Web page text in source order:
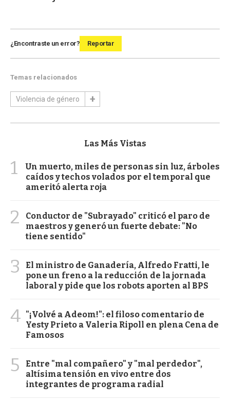
¿Encontraste un error? Reportar
Temas relacionados
Violencia de género
Las Más Vistas
1
Un muerto, miles de personas sin luz, árboles
caídos y techos volados por el temporal que
ameritó alerta roja
2
Conductor de "Subrayado" criticó el paro de
maestros y generó un fuerte debate: "No
tiene sentido"
3
El ministro de Ganadería, Alfredo Fratti, le
pone un freno a la reducción de la jornada
laboral y pide que los robots aporten al BPS
4 "¡Volvé a Adeom!": el filoso comentario de
Yesty Prieto a Valeria Ripoll en plena Cena de
Famosos
5
Entre "mal compañero" y "mal perdedor",
altísima tensión en vivo entre dos
integrantes de programa radial